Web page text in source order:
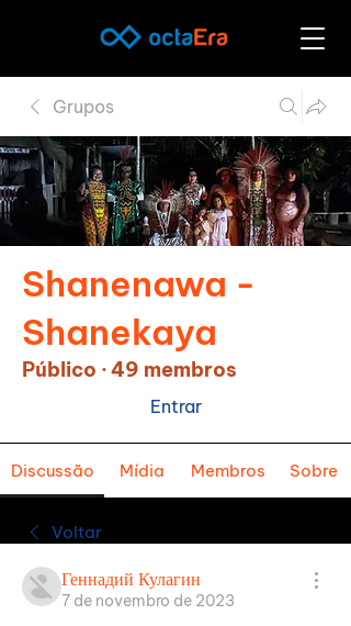
Grupos
Shanenawa -
Shanekaya
Público ·49 membros
Entrar
Discussão Mídia Membros Sobre
Voltar
Геннадий Кулагин
7 de novembro de 2023